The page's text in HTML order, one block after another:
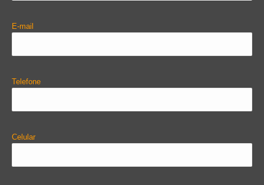
E-mail
Telefone
Celular